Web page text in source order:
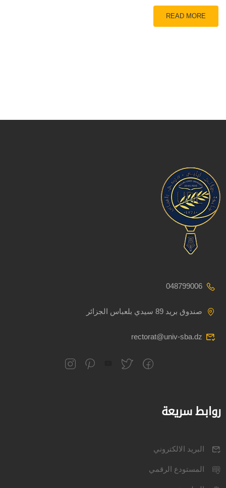
READ MORE
048799006
صندوق بريد 89 سيدي بلعباس الجزائر
rectorat@univ-sba.dz
روابط سريعة
البريد الالكتروني
المستودع الرقمي